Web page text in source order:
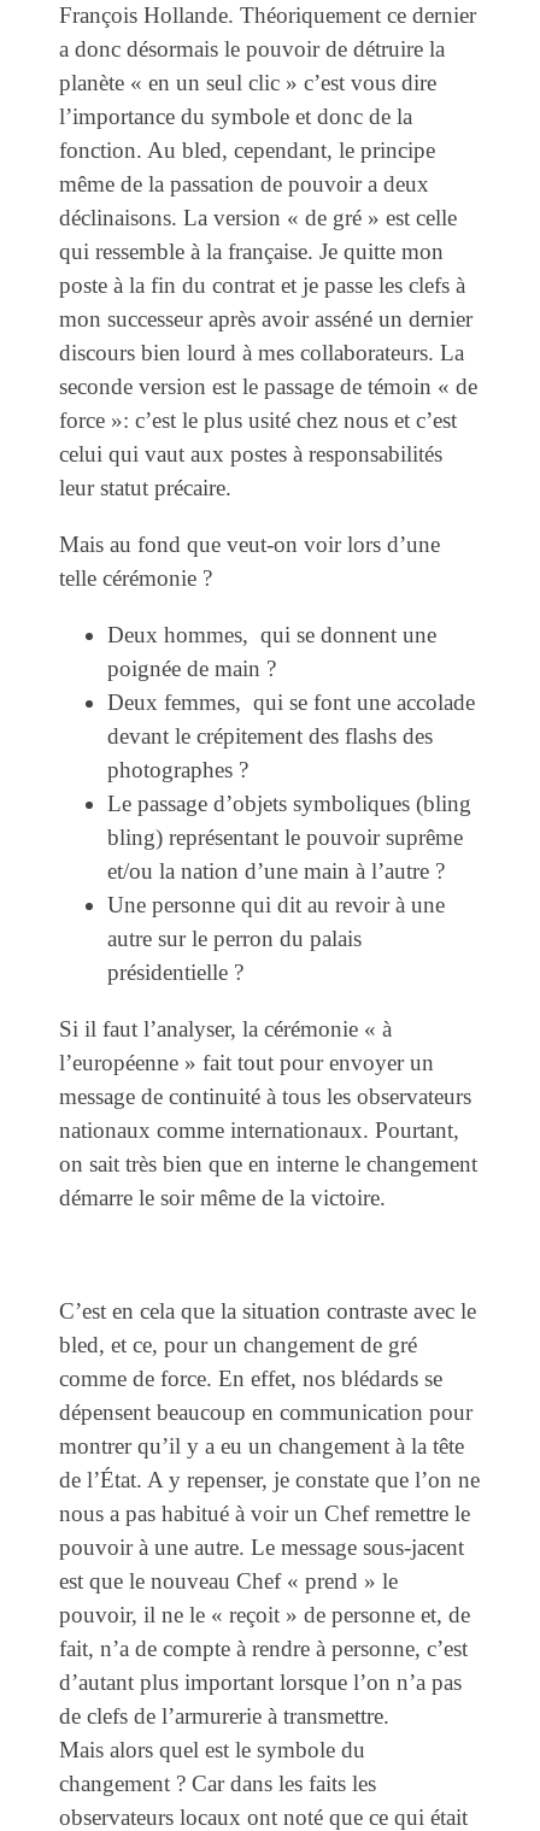
François Hollande. Théoriquement ce dernier
a donc désormais le pouvoir de détruire la
planète « en un seul clic » c’est vous dire
l’importance du symbole et donc de la
fonction. Au bled, cependant, le principe
même de la passation de pouvoir a deux
déclinaisons. La version « de gré » est celle
qui ressemble à la française. Je quitte mon
poste à la fin du contrat et je passe les clefs à
mon successeur après avoir asséné un dernier
discours bien lourd à mes collaborateurs. La
seconde version est le passage de témoin « de
force »: c’est le plus usité chez nous et c’est
celui qui vaut aux postes à responsabilités
leur statut précaire.
Mais au fond que veut-on voir lors d’une
telle cérémonie ?
Deux hommes, qui se donnent une
poignée de main ?
Deux femmes, qui se font une accolade
devant le crépitement des flashs des
photographes ?
Le passage d’objets symboliques (bling
bling) représentant le pouvoir suprême
et/ou la nation d’une main à l’autre ?
Une personne qui dit au revoir à une
autre sur le perron du palais
présidentielle ?
Si il faut l’analyser, la cérémonie « à
l’européenne » fait tout pour envoyer un
message de continuité à tous les observateurs
nationaux comme internationaux. Pourtant,
on sait très bien que en interne le changement
démarre le soir même de la victoire.
C’est en cela que la situation contraste avec le
bled, et ce, pour un changement de gré
comme de force. En effet, nos blédards se
dépensent beaucoup en communication pour
montrer qu’il y a eu un changement à la tête
de l’État. A y repenser, je constate que l’on ne
nous a pas habitué à voir un Chef remettre le
pouvoir à une autre. Le message sous-jacent
est que le nouveau Chef « prend » le
pouvoir, il ne le « reçoit » de personne et, de
fait, n’a de compte à rendre à personne, c’est
d’autant plus important lorsque l’on n’a pas
de clefs de l’armurerie à transmettre.
Mais alors quel est le symbole du
changement ? Car dans les faits les
observateurs locaux ont noté que ce qui était